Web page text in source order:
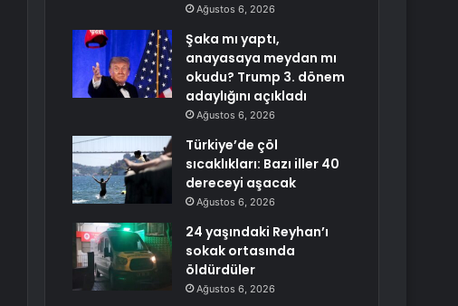
Ağustos 6, 2026
Şaka mı yaptı,
anayasaya meydan mı
okudu? Trump 3. dönem
adaylığını açıkladı
Ağustos 6, 2026
Türkiye’de çöl
sıcaklıkları: Bazı iller 40
dereceyi aşacak
Ağustos 6, 2026
24 yaşındaki Reyhan’ı
sokak ortasında
öldürdüler
Ağustos 6, 2026